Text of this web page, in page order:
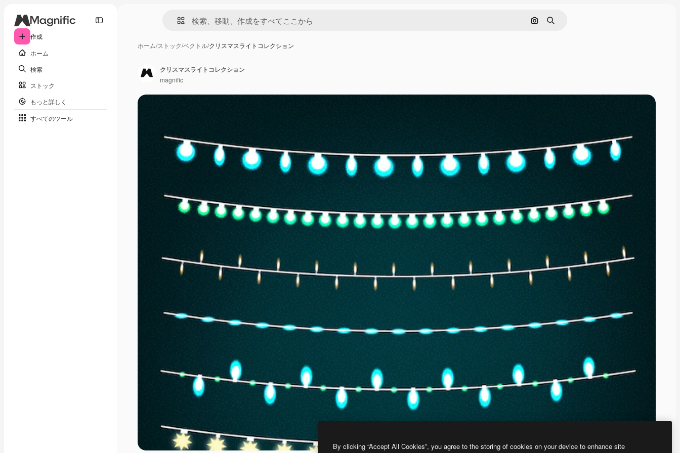
作成
ホーム
検索
ストック
もっと詳しく
すべてのツール
画像で検索
検索
ホーム/ストック/ベクトル/クリスマスライトコレクション
クリスマスライトコレクション
magnific
By clicking “Accept All Cookies”, you agree to the storing of cookies on your device to enhance site